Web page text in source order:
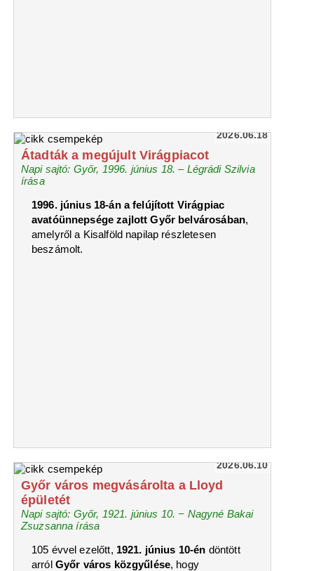
2026.06.18
Átadták a megújult Virágpiacot
Napi sajtó: Győr, 1996. június 18. – Légrádi Szilvia
írása
1996. június 18-án a felújított Virágpiac
avatóünnepsége zajlott Győr belvárosában,
amelyről a Kisalföld napilap részletesen
beszámolt.
2026.06.10
Győr város megvásárolta a Lloyd
épületét
Napi sajtó: Győr, 1921. június 10. − Nagyné Bakai
Zsuzsanna írása
105 évvel ezelőtt, 1921. június 10-én döntött
arrólGyőr város közgyűlése, hogy